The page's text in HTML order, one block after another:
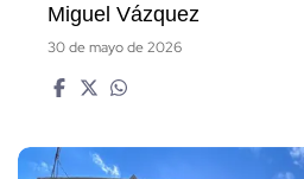
Miguel Vázquez
30 de mayo de 2026